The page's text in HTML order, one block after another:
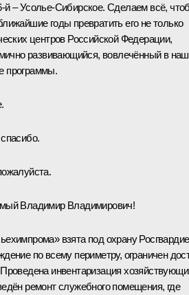
й – Усолье-Сибирское. Сделаем всё,
годы превратить его не только
центров Российской Федерации,
развивающийся, вовлечённый в
программы.
Владимир Владимирович!
взята под охрану
по всему периметру, ограничен
инвентаризация
ремонт служебного помещения, где